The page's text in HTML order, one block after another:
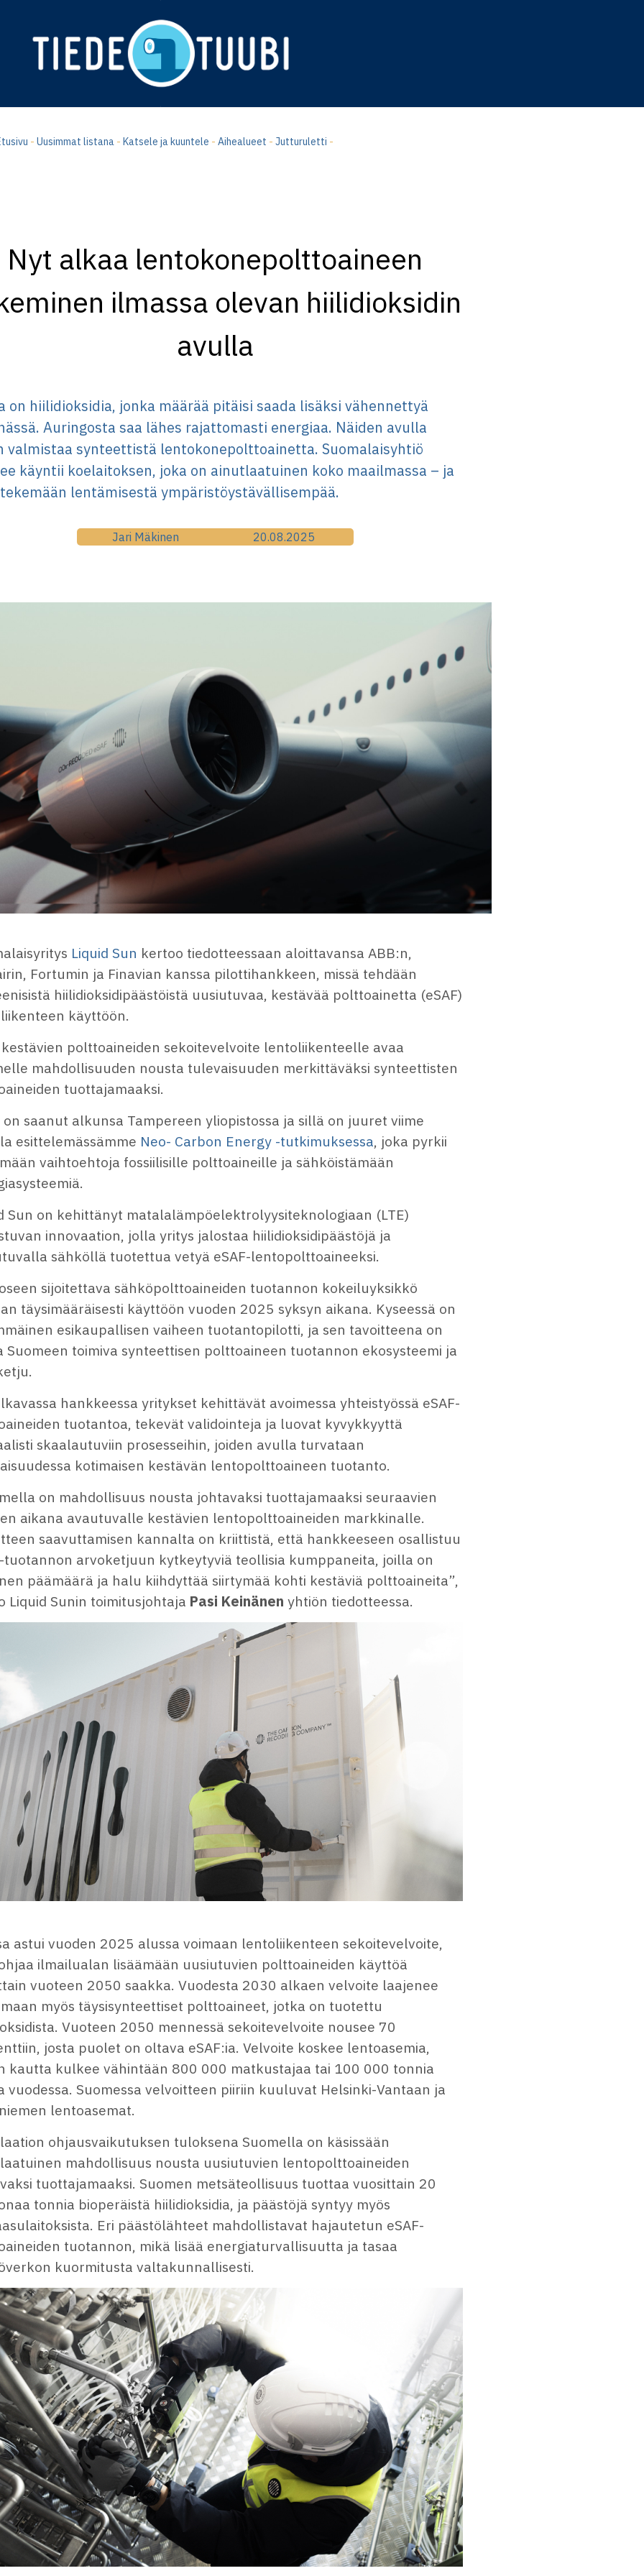
- Uusimmat listana- Katsele ja kuuntele - Aihealueet - Jutturuletti -
Nyt alkaa lentokonepolttoaineen
ilmassa olevan hiilidioksidin
avulla
on hiilidioksidia, jonka määrää pitäisi saada lisäksi vähennettyä
Auringosta saa lähes rajattomasti energiaa. Näiden avulla
valmistaa synteettistä lentokonepolttoainetta. Suomalaisyhtiö
käyntii koelaitoksen, joka on ainutlaatuinen koko maailmassa – ja
lentämisestä ympäristöystävällisempää.
Jari Mäkinen 20.08.2025
Liquid Sun kertoo tiedotteessaan aloittavansa ABB:n,
Fortumin ja Finavian kanssa pilottihankkeen, missä tehdään
hiilidioksidipäästöistä uusiutuvaa, kestävää polttoainetta (eSAF)
käyttöön.
polttoaineiden sekoitevelvoite lentoliikenteelle avaa
mahdollisuuden nousta tulevaisuuden merkittäväksi synteettisten
tuottajamaaksi.
on saanut alkunsa Tampereen yliopistossa ja sillä on juuret viime
esittelemässämme Neo- Carbon Energy -tutkimuksessa, joka pyrkii
vaihtoehtoja fossiilisille polttoaineille ja sähköistämään
Sun on kehittänyt matalalämpöelektrolyysiteknologiaan (LTE)
innovaation, jolla yritys jalostaa hiilidioksidipäästöjä ja
sähköllä tuotettua vetyä eSAF-lentopolttoaineeksi.
sijoitettava sähköpolttoaineiden tuotannon kokeiluyksikkö
täysimääräisesti käyttöön vuoden 2025 syksyn aikana. Kyseessä on
esikaupallisen vaiheen tuotantopilotti, ja sen tavoitteena on
Suomeen toimiva synteettisen polttoaineen tuotannon ekosysteemi ja
hankkeessa yritykset kehittävät avoimessa yhteistyössä eSAF-
tuotantoa, tekevät validointeja ja luovat kyvykkyyttä
skaalautuviin prosesseihin, joiden avulla turvataan
kotimaisen kestävän lentopolttoaineen tuotanto.
on mahdollisuus nousta johtavaksi tuottajamaaksi seuraavien
aikana avautuvalle kestävien lentopolttoaineiden markkinalle.
saavuttamisen kannalta on kriittistä, että hankkeeseen osallistuu
tuotannon arvoketjuun kytkeytyviä teollisia kumppaneita, joilla on
päämäärä ja halu kiihdyttää siirtymää kohti kestäviä polttoaineita”,
Liquid Sunin toimitusjohtaja Pasi Keinänen yhtiön tiedotteessa.
astui vuoden 2025 alussa voimaan lentoliikenteen sekoitevelvoite,
ilmailualan lisäämään uusiutuvien polttoaineiden käyttöä
vuoteen 2050 saakka. Vuodesta 2030 alkaen velvoite laajenee
myös täysisynteettiset polttoaineet, jotka on tuotettu
Vuoteen 2050 mennessä sekoitevelvoite nousee 70
josta puolet on oltava eSAF:ia. Velvoite koskee lentoasemia,
kautta kulkee vähintään 800 000 matkustajaa tai 100 000 tonnia
vuodessa. Suomessa velvoitteen piiriin kuuluvat Helsinki-Vantaan ja
lentoasemat.
ohjausvaikutuksen tuloksena Suomella on käsissään
mahdollisuus nousta uusiutuvien lentopolttoaineiden
tuottajamaaksi. Suomen metsäteollisuus tuottaa vuosittain 20
tonnia bioperäistä hiilidioksidia, ja päästöjä syntyy myös
Eri päästölähteet mahdollistavat hajautetun eSAF-
tuotannon, mikä lisää energiaturvallisuutta ja tasaa
kuormitusta valtakunnallisesti.